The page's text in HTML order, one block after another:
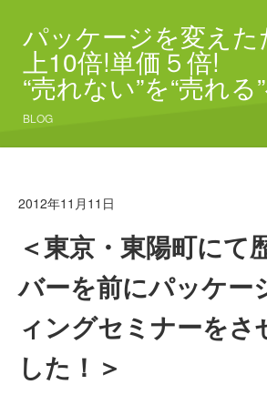
パッケージを変え
上10倍!単価５倍!
“売れない”を“売れる
BLOG
2012年11月11日
＜東京・東陽町にて
バーを前にパッケー
ィングセミナーをさ
した！＞